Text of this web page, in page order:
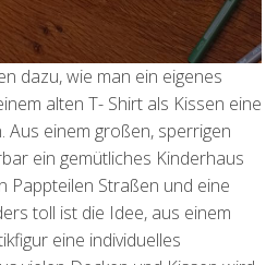
dazu, wie man ein eigenes
alten T- Shirt als Kissen eine
Aus einem großen, sperrigen
ein gemütliches Kinderhaus
Pappteilen Straßen und eine
toll ist die Idee, aus einem
eine individuelles